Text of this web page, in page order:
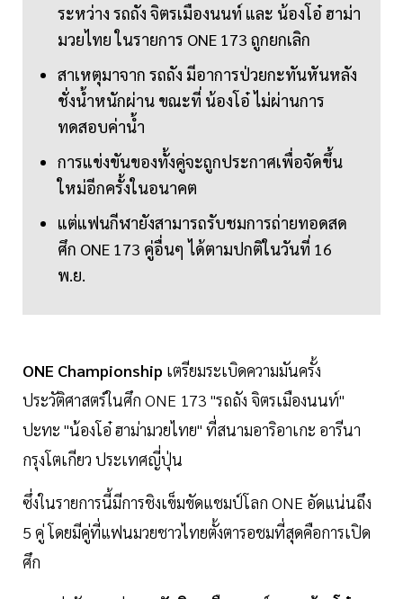
ระหว่าง รถถัง จิตรเมืองนนท์ และ น้องโอ๋ ฮาม่า
มวยไทย ในรายการ ONE 173 ถูกยกเลิก
สาเหตุมาจาก รถถัง มีอาการป่วยกะทันหันหลัง
ชั่งน้ำหนักผ่าน ขณะที่ น้องโอ๋ ไม่ผ่านการ
ทดสอบค่าน้ำ
การแข่งขันของทั้งคู่จะถูกประกาศเพื่อจัดขึ้น
ใหม่อีกครั้งในอนาคต
แต่แฟนกีฬายังสามารถรับชมการถ่ายทอดสด
ศึก ONE 173 คู่อื่นๆ ได้ตามปกติในวันที่ 16
พ.ย.
ONE Championship เตรียมระเบิดความมันครั้ง
ประวัติศาสตร์ในศึก ONE 173 "รถถัง จิตรเมืองนนท์"
ปะทะ "น้องโอ๋ ฮาม่ามวยไทย" ที่สนามอาริอาเกะ อารีนา
กรุงโตเกียว ประเทศญี่ปุ่น
ซึ่งในรายการนี้มีการชิงเข็มขัดแชมป์โลก ONE อัดแน่นถึง
5 คู่ โดยมีคู่ที่แฟนมวยชาวไทยตั้งตารอชมที่สุดคือการเปิด
ศึก